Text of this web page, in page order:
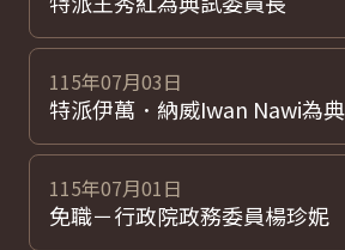
115年07月03日
特派伊萬．納威Iwan Nawi為
115年07月01日
免職－行政院政務委員楊珍妮